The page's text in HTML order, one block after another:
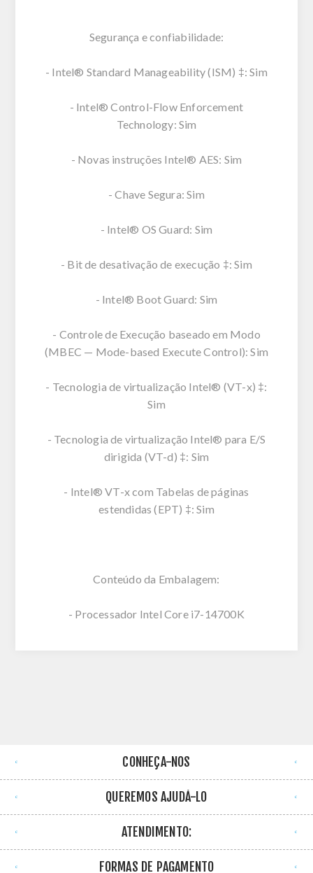
Segurança e confiabilidade:
- Intel® Standard Manageability (ISM) ‡: Sim
- Intel® Control-Flow Enforcement
Technology: Sim
- Novas instruções Intel® AES: Sim
- Chave Segura: Sim
- Intel® OS Guard: Sim
- Bit de desativação de execução ‡: Sim
- Intel® Boot Guard: Sim
- Controle de Execução baseado em Modo
(MBEC — Mode-based Execute Control): Sim
- Tecnologia de virtualização Intel® (VT-x) ‡:
Sim
- Tecnologia de virtualização Intel® para E/S
dirigida (VT-d) ‡: Sim
- Intel® VT-x com Tabelas de páginas
estendidas (EPT) ‡: Sim
Conteúdo da Embalagem:
- Processador Intel Core i7-14700K
CONHEÇA-NOS
QUEREMOS AJUDÁ-LO
ATENDIMENTO:
FORMAS DE PAGAMENTO